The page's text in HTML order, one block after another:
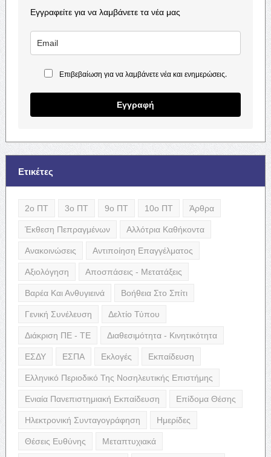
Εγγραφείτε για να λαμβάνετε τα νέα μας
Επιβεβαίωση για να λαμβάνετε νέα και ενημερώσεις.
Εγγραφή
Ετικέτες
2ο ΠΤ 3ο ΠΤ 9ο ΠΤ 10ο ΠΤ Άρθρα
Έκθεση Πεπραγμένων Αλλότρια Καθήκοντα
Ανακοινώσεις Αντιποίηση Επαγγέλματος
Αξιολόγηση Αποσπάσεις - Μετατάξεις
Βαρέα Και Ανθυγιεινά Βοήθεια Στο Σπίτι
Γενική Συνέλευση Δελτίο Τύπου
Διάκριση ΠΕ - ΤΕ Διαθεσιμότητα - Κινητικότητα
ΕΣΔΥ ΕΣΠΑ Εκλογές Εκπαίδευση
Ελληνικό Περιοδικό Της Νοσηλευτικής Επιστήμης
Ενιαία Πανεπιστημιακή Εκπαίδευση Επίδομα Θέσης
Ηλεκτρονική Συνταγογράφηση Ημερίδες
Θέσεις Ευθύνης Μεταπτυχιακά